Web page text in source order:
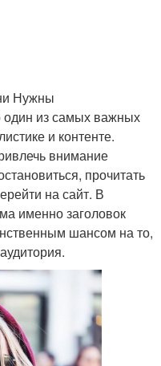
Нужны
один из самых важных
и контенте.
внимание
прочитать
на сайт. В
именно заголовок
шансом на то,